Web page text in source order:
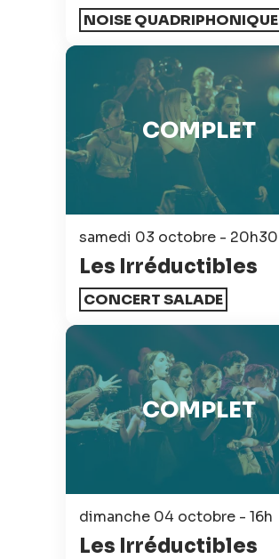
NOISE QUADRIPHONIQUE
samedi 03 octobre - 20h30
Les Irréductibles
CONCERT SALADE
COMPLET
dimanche 04 octobre - 16h
Les Irréductibles
COMPLET